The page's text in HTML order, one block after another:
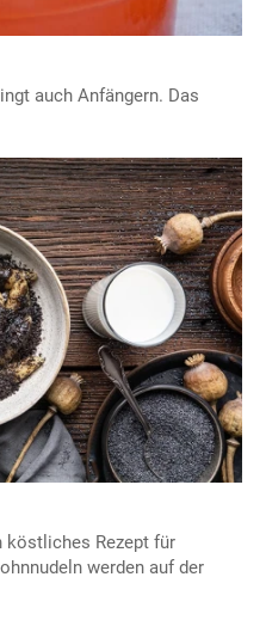
auch Anfängern. Das
köstliches Rezept für
werden auf der